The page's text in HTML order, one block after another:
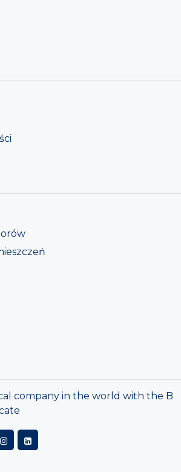
company in the world with the B